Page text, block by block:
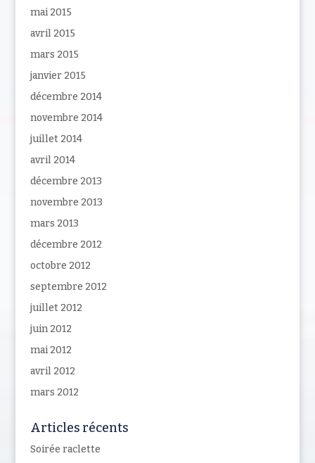
mai 2015
avril 2015
mars 2015
janvier 2015
décembre 2014
novembre 2014
juillet 2014
avril 2014
décembre 2013
novembre 2013
mars 2013
décembre 2012
octobre 2012
septembre 2012
juillet 2012
juin 2012
mai 2012
avril 2012
mars 2012
Articles récents
Soirée raclette